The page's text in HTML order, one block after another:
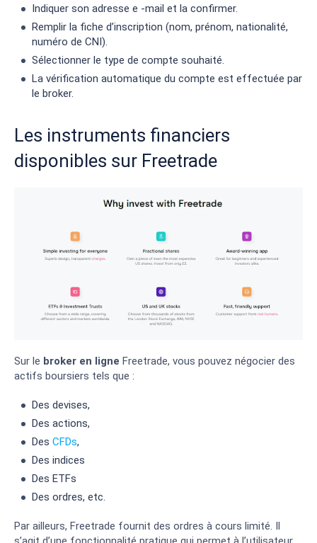
Indiquer son adresse e -mail et la confirmer.
Remplir la fiche d’inscription (nom, prénom, nationalité,
numéro de CNI).
Sélectionner le type de compte souhaité.
La vérification automatique du compte est effectuée par
le broker.
Les instruments financiers
disponibles sur Freetrade
Sur le broker en ligne Freetrade, vous pouvez négocier des
actifs boursiers tels que :
Des devises,
Des actions,
Des CFDs,
Des indices
Des ETFs
Des ordres, etc.
Par ailleurs, Freetrade fournit des ordres à cours limité. Il